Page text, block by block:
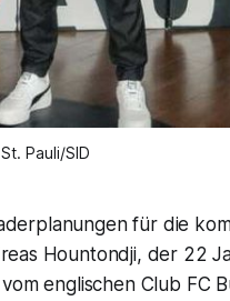
Pauli/SID
für die
Hountondji, der 22
englischen Club FC